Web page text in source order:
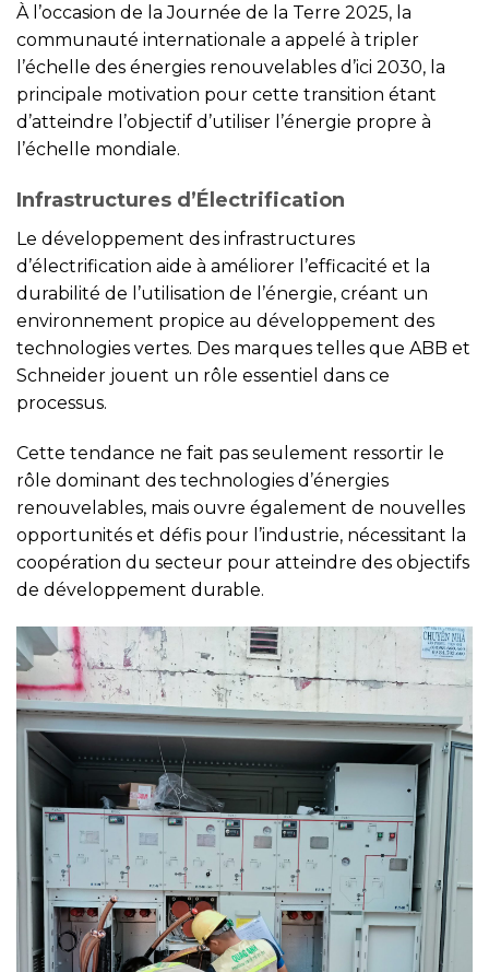
À l’occasion de la Journée de la Terre 2025, la
communauté internationale a appelé à tripler
l’échelle des énergies renouvelables d’ici 2030, la
principale motivation pour cette transition étant
d’atteindre l’objectif d’utiliser l’énergie propre à
l’échelle mondiale.
Infrastructures d’Électrification
Le développement des infrastructures
d’électrification aide à améliorer l’efficacité et la
durabilité de l’utilisation de l’énergie, créant un
environnement propice au développement des
technologies vertes. Des marques telles que ABB et
Schneider jouent un rôle essentiel dans ce
processus.
Cette tendance ne fait pas seulement ressortir le
rôle dominant des technologies d’énergies
renouvelables, mais ouvre également de nouvelles
opportunités et défis pour l’industrie, nécessitant la
coopération du secteur pour atteindre des objectifs
de développement durable.